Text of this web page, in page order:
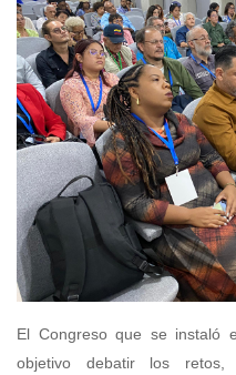
El Congreso que se instaló
objetivo debatir los retos,